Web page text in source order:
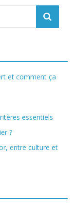
et comment ça
essentiels
?
entre culture et